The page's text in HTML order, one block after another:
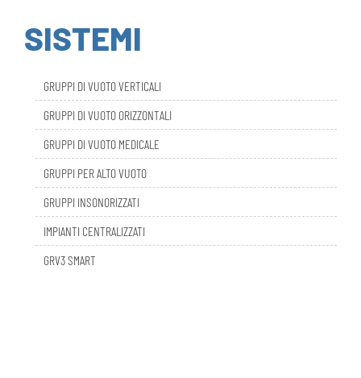
SISTEMI
GRUPPI DI VUOTO ORIZZONTALI
GRUPPI DI VUOTO MEDICALE
GRUPPI PER ALTO VUOTO
GRUPPI INSONORIZZATI
IMPIANTI CENTRALIZZATI
GRV3 SMART